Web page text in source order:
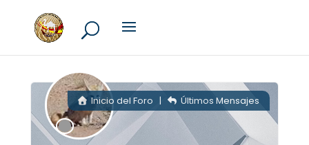
Inicio del Foro | Últimos Mensajes